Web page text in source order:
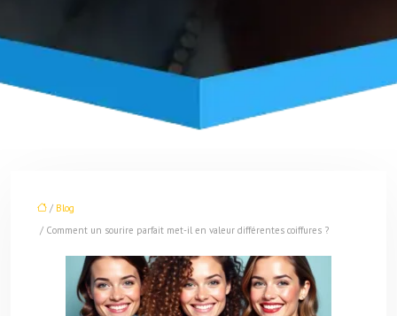
/ Blog
/ Comment un sourire parfait met-il en valeur différentes coiffures ?